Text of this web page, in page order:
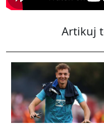
Artikuj